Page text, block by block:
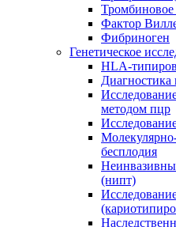
Тромбиновое
Фактор
Фибриноген
Генетическое
HLA-
Диагностика
методом пцр
бесплодия
(нипт)